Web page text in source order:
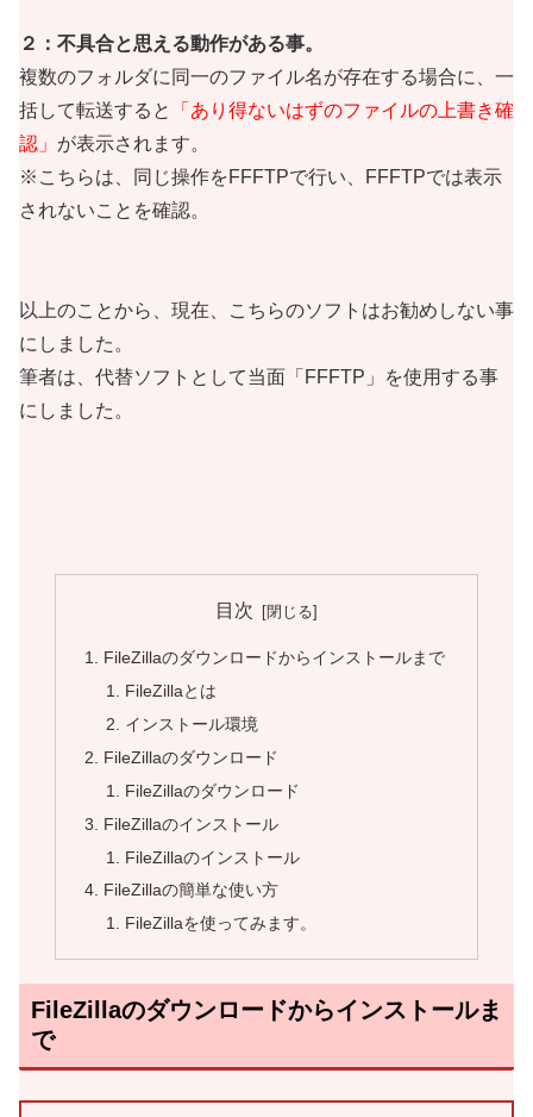
２：不具合と思える動作がある事。
複数のフォルダに同一のファイル名が存在する場合に、一
括して転送すると
「あり得ないはずのファイルの上書き確
認」 が表示されます。
※こちらは、同じ操作をFFFTPで行い、FFFTPでは表示
されないことを確認。
以上のことから、現在、こちらのソフトはお勧めしない事
にしました。
筆者は、代替ソフトとして当面「FFFTP」を使用する事
にしました。
目次
FileZillaのダウンロードからインストールまで
FileZillaとは
インストール環境
FileZillaのダウンロード
FileZillaのダウンロード
FileZillaのインストール
FileZillaのインストール
FileZillaの簡単な使い方
FileZillaを使ってみます。
FileZillaのダウンロードからインストールま
で